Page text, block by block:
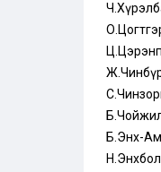
Б.Энх-